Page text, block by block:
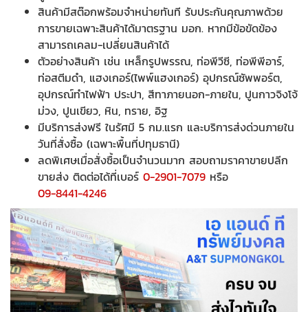
สินค้ามีสต๊อกพร้อมจำหน่ายทันที รับประกันคุณภาพด้วย
การขายเฉพาะสินค้าได้มาตรฐาน มอก. หากมีข้อขัดข้อง
สามารถเคลม-เปลี่ยนสินค้าได้
ตัวอย่างสินค้า เช่น เหล็กรูปพรรณ, ท่อพีวีซี, ท่อพีพีอาร์,
ท่อสตีมดำ, แฮงเกอร์(ไพพ์แฮงเกอร์) อุปกรณ์ซัพพอร์ต,
อุปกรณ์ทำไฟฟ้า ประปา, สีทาภายนอก-ภายใน, ปูนกาวจิงโจ้
ม่วง, ปูนเขียว, หิน, ทราย, อิฐ
มีบริการส่งฟรี ในรัศมี 5 กม.แรก และบริการส่งด่วนภายใน
วันที่สั่งซื้อ (เฉพาะพื้นที่ปทุมธานี)
ลดพิเศษเมื่อสั่งซื้อเป็นจำนวนมาก สอบถามราคาขายปลีก
ขายส่ง ติดต่อได้ที่เบอร์ 0-2901-7079 หรือ
09-8441-4246